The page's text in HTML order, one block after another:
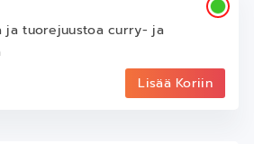
ja tuorejuustoa curry- ja
Lisää Koriin